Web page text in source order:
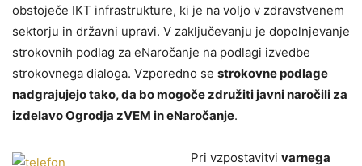
obstoječe IKT infrastrukture, ki je na voljo v zdravstvenem
sektorju in državni upravi. V zaključevanju je dopolnjevanje
strokovnih podlag za eNaročanje na podlagi izvedbe
strokovnega dialoga. Vzporedno se strokovne podlage
nadgrajujejo tako, da bo mogoče združiti javni naročili za
izdelavo Ogrodja zVEM in eNaročanje.
Pri vzpostavitvi varnega